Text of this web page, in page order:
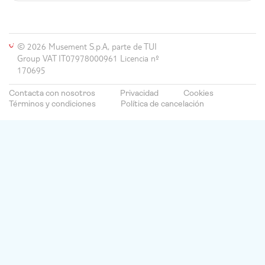
Notting Hill Gate Hotel
No. 13 Half Moon Street
© 2026 Musement S.p.A, parte de TUI
Group VAT IT07978000961 Licencia nº
170695
Contacta con nosotros Privacidad
Cookies
Términos y condiciones
Política de cancelación